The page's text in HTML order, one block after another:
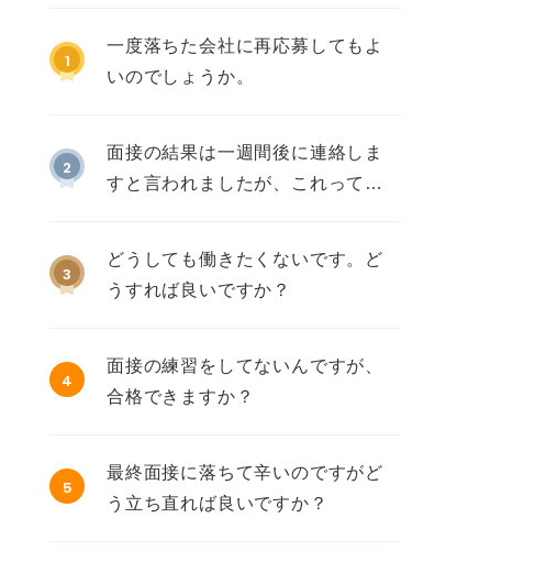
1
一度落ちた会社に再応募してもよ
いのでしょうか。
2
面接の結果は一週間後に連絡しま
すと言われましたが、これって不
3
どうしても働きたくないです。ど
うすれば良いですか？
4
面接の練習をしてないんですが、
合格できますか？
5
最終面接に落ちて辛いのですがど
う立ち直れば良いですか？